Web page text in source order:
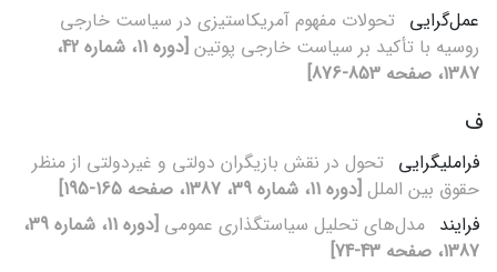
عمل‌گرایی تحولات مفهوم آمریکاستیزی در سیاست خارجی
روسیه با تأکید بر سیاست خارجی پوتین
[دوره 11، شماره 42،
1387، صفحه 853-876]
ف
فراملی‏گرایی تحول در نقش بازیگران دولتی و غیردولتی از منظر
حقوق بین ‏الملل [دوره 11، شماره 39، 1387، صفحه 165-195]
فرایند مدل‌های تحلیل سیاست‏گذاری عمومی
[دوره 11، شماره 39،
1387، صفحه 43-74]